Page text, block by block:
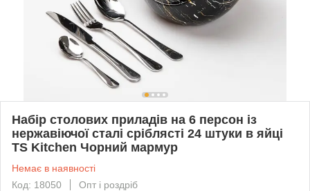
Набір столових приладів на 6 персон із
нержавіючої сталі сріблясті 24 штуки в яйці
TS Kitchen Чорний мармур
Немає в наявності
Код: 18050
Опт і роздріб